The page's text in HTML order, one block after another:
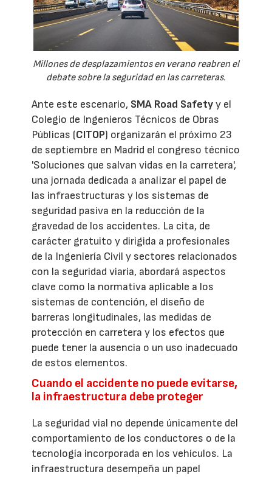
Millones de desplazamientos en verano reabren el
debate sobre la seguridad en las carreteras.
Ante este escenario, SMA Road Safetyy el
Colegio de Ingenieros Técnicos de Obras
Públicas (CITOP) organizarán el próximo 23
de septiembre en Madrid el congreso técnico
'Soluciones que salvan vidas en la carretera',
una jornada dedicada a analizar el papel de
las infraestructuras y los sistemas de
seguridad pasiva en la reducción de la
gravedad de los accidentes. La cita, de
carácter gratuito y dirigida a profesionales
de la Ingeniería Civil y sectores relacionados
con la seguridad viaria, abordará aspectos
clave como la normativa aplicable a los
sistemas de contención, el diseño de
barreras longitudinales, las medidas de
protección en carretera y los efectos que
puede tener la ausencia o un uso inadecuado
de estos elementos.
Cuando el accidente no puede evitarse,
la infraestructura debe proteger
La seguridad vial no depende únicamente del
comportamiento de los conductores o de la
tecnología incorporada en los vehículos. La
infraestructura desempeña un papel